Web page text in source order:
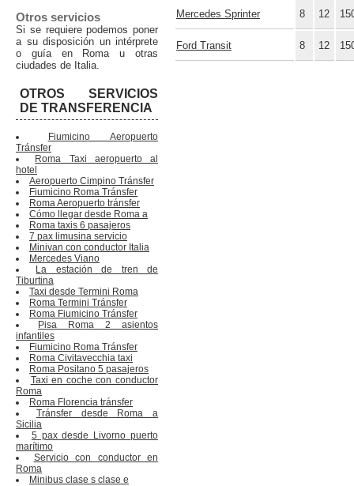
Mercedes Sprinter 8 12
Ford Transit 8 12
Otros servicios
Si se requiere podemos poner
a su disposición un intérprete
o guía en Roma u otras
ciudades de Italia.
OTROS SERVICIOS
DE TRANSFERENCIA
Fiumicino Aeropuerto
Tránsfer
Roma Taxi aeropuerto al
hotel
Aeropuerto Cimpino Tránsfer
Fiumicino Roma Tránsfer
Roma Aeropuerto tránsfer
Cómo llegar desde Roma a
Roma taxis 6 pasajeros
7 pax limusina servicio
Minivan con conductor Italia
Mercedes Viano
La estación de tren de
Tiburtina
Taxi desde Termini Roma
Roma Termini Tránsfer
Roma Fiumicino Tránsfer
Pisa Roma 2 asientos
infantiles
Fiumicino Roma Tránsfer
Roma Civitavecchia taxi
Roma Positano 5 pasajeros
Taxi en coche con conductor
Roma
Roma Florencia tránsfer
Tránsfer desde Roma a
Sicilia
5 pax desde Livorno puerto
marítimo
Servicio con conductor en
Roma
Minibus clase s clase e